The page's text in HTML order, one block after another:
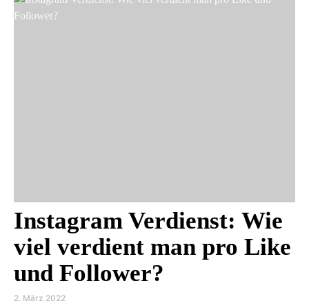
Instagram Verdienst: Wie
viel verdient man pro Like
und Follower?
2. März 2022